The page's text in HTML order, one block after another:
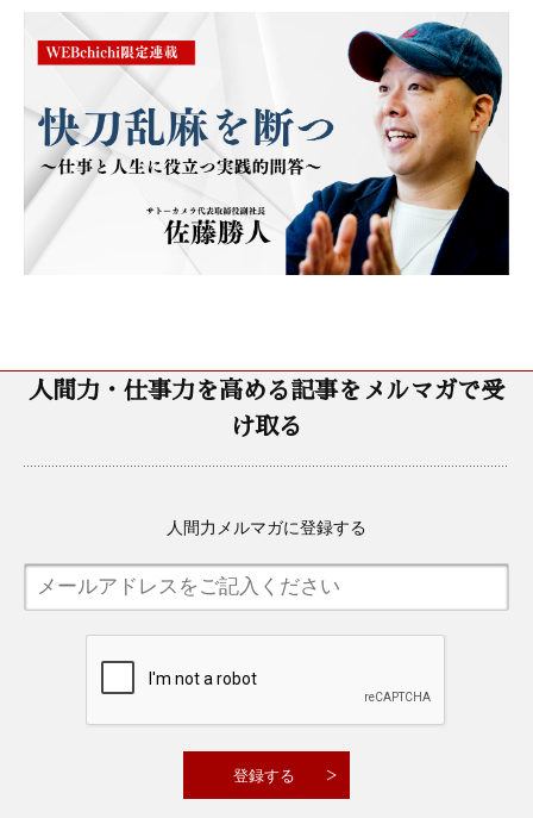
人間力・仕事力を高める記事をメルマガで受
け取る
人間力メルマガに登録する